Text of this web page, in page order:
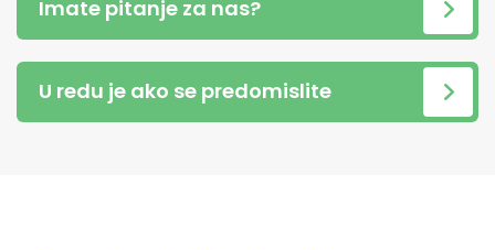
Imate pitanje za nas?
U redu je ako se predomislite